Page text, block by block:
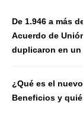
De 1.946 a más
Acuerdo de
duplicaron en un
¿Qué es el
Beneficios y